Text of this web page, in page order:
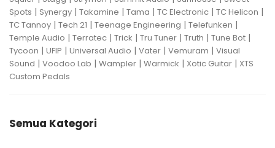
Spots | Synergy | Takamine | Tama | TC Electronic | TC Helicon |
TC Tannoy | Tech 21 | Teenage Engineering | Telefunken |
Temple Audio | Terratec | Trick | Tru Tuner | Truth | Tune Bot |
Tycoon | UFIP | Universal Audio | Vater | Vemuram | Visual
Sound | Voodoo Lab | Wampler | Warmick | Xotic Guitar | XTS
Custom Pedals
Semua Kategori